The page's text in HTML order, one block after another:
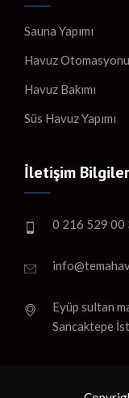
Sauna Yapımı
Havuz Otomasyonu
Havuz Bakımı
Süs Havuz Yapımı
İletişim
0 216 529 00
Eyüp sultan
Sancaktepe